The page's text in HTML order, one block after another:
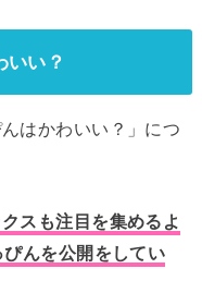
いい？
はかわいい？」につ
スも注目を集めるよ
んを公開をしてい